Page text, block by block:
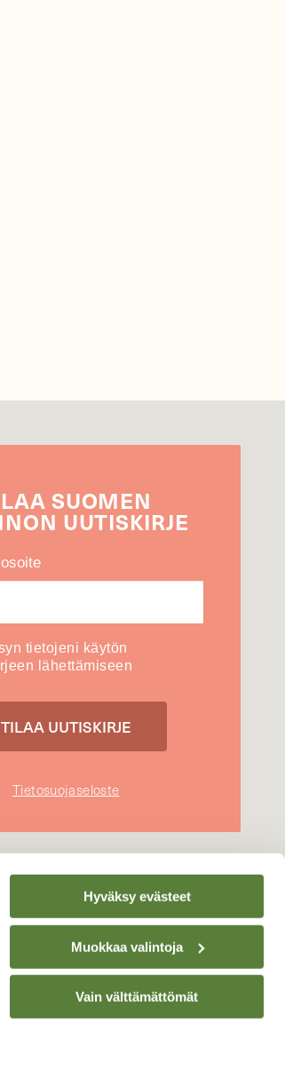
Hyväksy evästeet
Muokkaa valintoja
Vain välttämättömät
SUOMEN
UUTIS­KIRJE
tietojeni käytön
lähettämiseen
Tietosuojaseloste